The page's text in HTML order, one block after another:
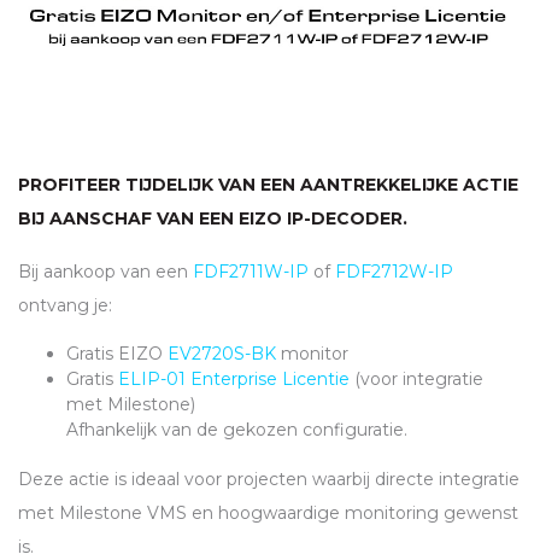
PROFITEER TIJDELIJK VAN EEN AANTREKKELIJKE ACTIE
BIJ AANSCHAF VAN EEN EIZO IP-DECODER.
Bij aankoop van een FDF2711W-IP of FDF2712W-IP
ontvang je:
Gratis EIZO EV2720S-BK monitor
Gratis ELIP-01 Enterprise Licentie (voor integratie
met Milestone)
Afhankelijk van de gekozen configuratie.
Deze actie is ideaal voor projecten waarbij directe integratie
met Milestone VMS en hoogwaardige monitoring gewenst
is.